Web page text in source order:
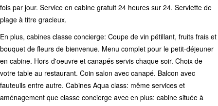
fois par jour. Service en cabine gratuit 24 heures sur 24. Serviette de
plage à titre gracieux.
En plus, cabines classe concierge: Coupe de vin pétillant, fruits frais et
bouquet de fleurs de bienvenue. Menu complet pour le petit-déjeuner
en cabine. Hors-d'oeuvre et canapés servis chaque soir. Choix de
votre table au restaurant. Coin salon avec canapé. Balcon avec
fauteuils entre autre. Cabines Aqua class: même services et
aménagement que classe concierge avec en plus: cabine située à